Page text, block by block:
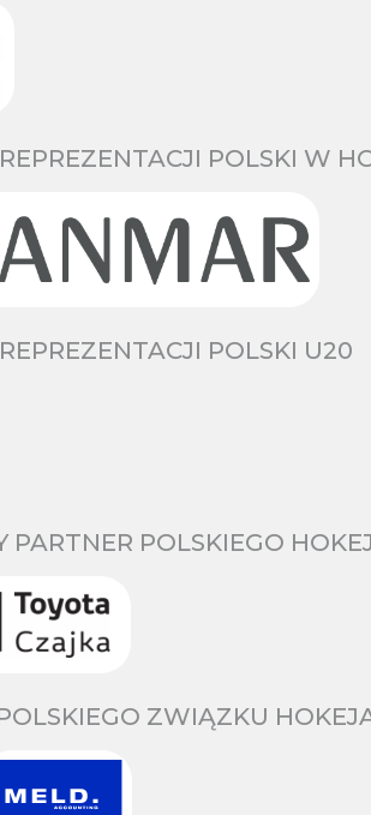
POLSKI W
POLSKI U20
PARTNER POLSKIEGO
ZWIĄZKU